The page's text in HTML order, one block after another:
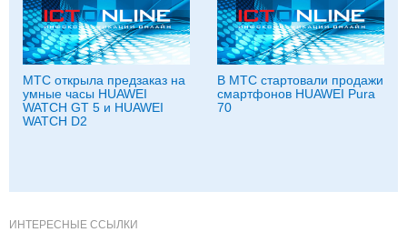
МТС открыла предзаказ на
умные часы HUAWEI
WATCH GT 5 и HUAWEI
WATCH D2
В МТС стартовали продажи
смартфонов HUAWEI Pura
70
ИНТЕРЕСНЫЕ ССЫЛКИ